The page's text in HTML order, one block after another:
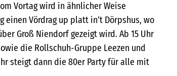
Vortag wird in ähnlicher Weise
einen Vördrag up platt in‘t Dörpshus, wo
Groß Niendorf gezeigt wird. Ab 15 Uhr
die Rollschuh-Gruppe Leezen und
steigt dann die 80er Party für alle mit